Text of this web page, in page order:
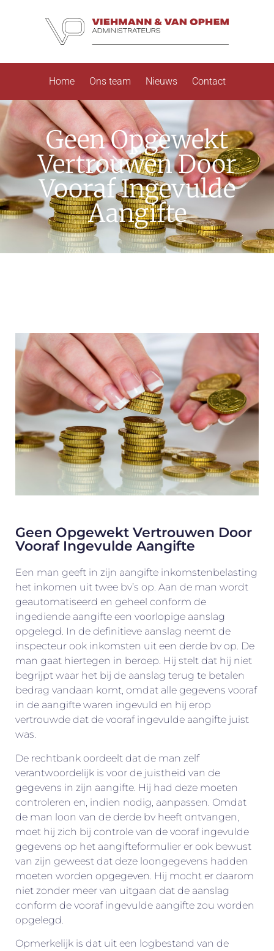
Home Ons team Nieuws Contact
Geen Opgewekt
Vertrouwen Door
Vooraf Ingevulde
Aangifte
Geen Opgewekt Vertrouwen Door
Vooraf Ingevulde Aangifte
Een man geeft in zijn aangifte inkomstenbelasting
het inkomen uit twee bv’s op. Aan de man wordt
geautomatiseerd en geheel conform de
ingediende aangifte een voorlopige aanslag
opgelegd. In de definitieve aanslag neemt de
inspecteur ook inkomsten uit een derde bv op. De
man gaat hiertegen in beroep. Hij stelt dat hij niet
begrijpt waar het bij de aanslag terug te betalen
bedrag vandaan komt, omdat alle gegevens vooraf
in de aangifte waren ingevuld en hij erop
vertrouwde dat de vooraf ingevulde aangifte juist
was.
De rechtbank oordeelt dat de man zelf
verantwoordelijk is voor de juistheid van de
gegevens in zijn aangifte. Hij had deze moeten
controleren en, indien nodig, aanpassen. Omdat
de man loon van de derde bv heeft ontvangen,
moet hij zich bij controle van de vooraf ingevulde
gegevens op het aangifteformulier er ook bewust
van zijn geweest dat deze loongegevens hadden
moeten worden opgegeven. Hij mocht er daarom
niet zonder meer van uitgaan dat de aanslag
conform de vooraf ingevulde aangifte zou worden
opgelegd.
Opmerkelijk is dat uit een logbestand van de